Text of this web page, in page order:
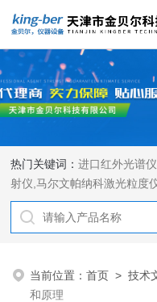
热门关键词：进口红外光谱仪
射仪 ,马尔文帕纳科激光粒度
当前位置：首页 >技术
和原理